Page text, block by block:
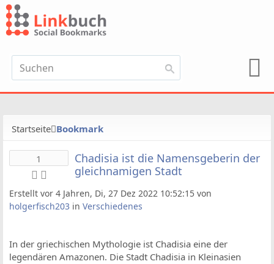
Startseite Bookmark
1
Chadisia ist die Namensgeberin der
gleichnamigen Stadt
Erstellt vor 4 Jahren, Di, 27 Dez 2022 10:52:15 von
holgerfisch203 in Verschiedenes
In der griechischen Mythologie ist Chadisia eine der
legendären Amazonen. Die Stadt Chadisia in Kleinasien